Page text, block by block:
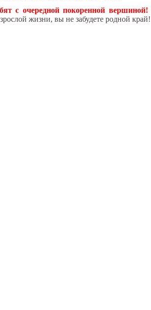
с очередной покоренной вершиной!
жизни, вы не забудете родной край!